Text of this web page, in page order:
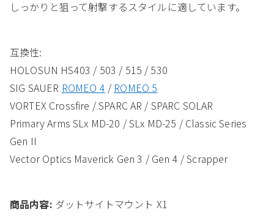
しっかりと狙って射撃するスタイルに適しています。
互換性:
HOLOSUN HS403 / 503 / 515 / 530
SIG SAUER ROMEO 4 / ROMEO 5
VORTEX Crossfire / SPARC AR / SPARC SOLAR
Primary Arms SLx MD-20 / SLx MD-25 / Classic Series
Gen II
Vector Optics Maverick Gen 3 / Gen 4 / Scrapper
商品内容: ダットサイトマウント X1